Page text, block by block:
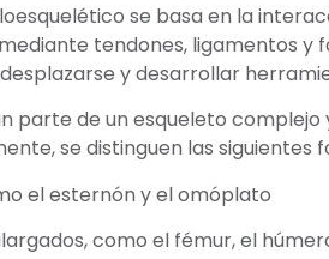
se basa en la
tendones, ligamentos y
y desarrollar
parte de un esqueleto
se distinguen las siguientes
el esternón y el omóplato
como el fémur, el